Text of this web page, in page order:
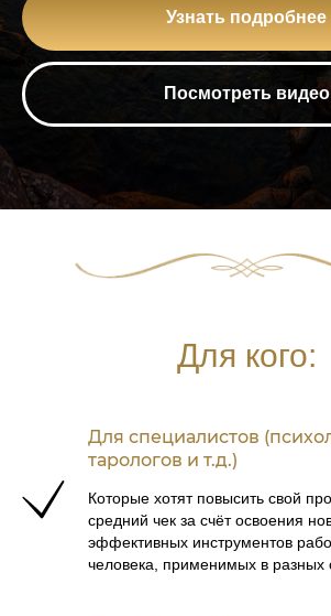
Узнать подробнее
Посмотреть видео
Для кого:
Для специалистов
тарологов и т.д.)
Которые хотят повысить свой
средний чек за счёт освоения
эффективных инструментов
человека, применимых в разных